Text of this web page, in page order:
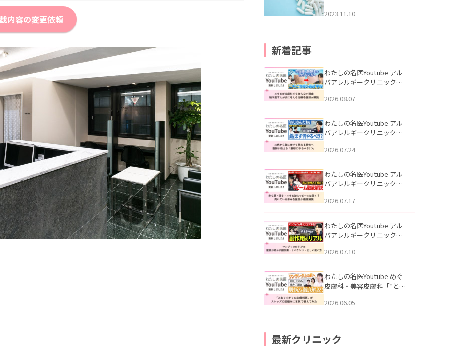
内容の変更依頼 2023.11.10
新着記事
わたしの名医Youtube アル
バアレルギークリニック札
らない理由｜繰り返す人が
説」を公開いたしました。
2026.08.07
わたしの名医Youtube アル
バアレルギークリニック札
える男性へ｜医師が教える
公開いたしました。
2026.07.24
わたしの名医Youtube アル
バアレルギークリニック札
跡にVビームは効く？向いて
説」を公開いたしました。
2026.07.17
わたしの名医Youtube アル
バアレルギークリニック札
医師が明かす副作用・リバ
公開いたしました。
2026.07.10
わたしの名医Youtube めぐ
皮膚科・美容皮膚科「”とお
ッズの肌悩みに本気で答え
2026.06.05
最新クリニック